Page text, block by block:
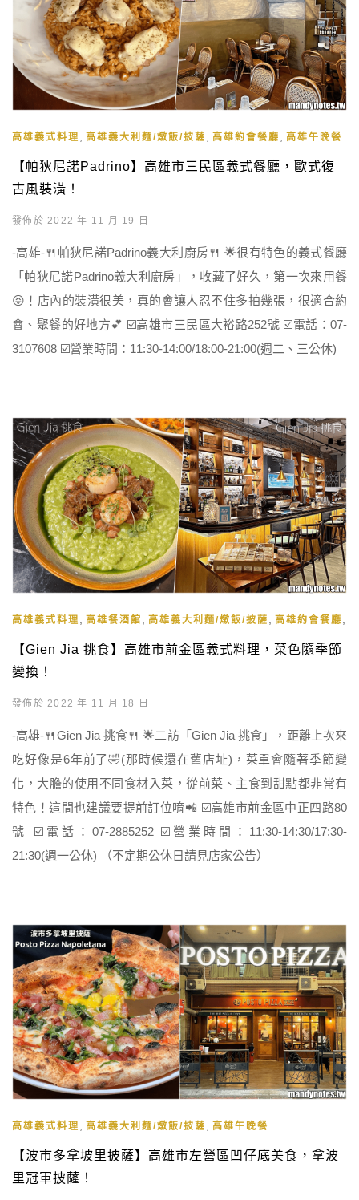
高雄義式料理 高雄義大利麵/燉飯/披薩 高雄約會餐廳 高雄午晚餐
【帕狄尼諾Padrino】高雄市三民區義式餐廳，歐式復
古風裝潢！
發佈於 2022 年 11 月 19 日
-高雄-🍴帕狄尼諾Padrino義大利廚房🍴 🌟很有特色的義式餐廳
「帕狄尼諾Padrino義大利廚房」，收藏了好久，第一次來用餐
😝！店內的裝潢很美，真的會讓人忍不住多拍幾張，很適合約
會、聚餐的好地方💕 ☑️高雄市三民區大裕路252號 ☑️電話：07-
3107608 ☑️營業時間：11:30-14:00/18:00-21:00(週二、三公休)
高雄義式料理 高雄餐酒館 高雄義大利麵/燉飯/披薩 高雄約會餐廳
【Gien Jia 挑食】高雄市前金區義式料理，菜色隨季節
變換！
發佈於 2022 年 11 月 18 日
-高雄-🍴Gien Jia 挑食🍴 🌟二訪「Gien Jia 挑食」，距離上次來
吃好像是6年前了🤣(那時候還在舊店址)，菜單會隨著季節變
化，大膽的使用不同食材入菜，從前菜、主食到甜點都非常有
特色！這間也建議要提前訂位唷📲 ☑️高雄市前金區中正四路80
號 ☑️電話：07-2885252 ☑️營業時間：11:30-14:30/17:30-
21:30(週一公休) （不定期公休日請見店家公告）
高雄義式料理 高雄義大利麵/燉飯/披薩 高雄午晚餐
【波市多拿坡里披薩】高雄市左營區凹仔底美食，拿波
里冠軍披薩！